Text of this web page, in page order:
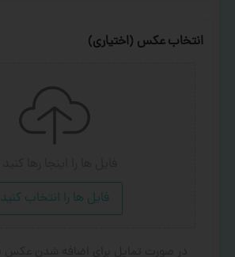
انتخاب عکس (اختیاری)
فایل ها را انتخاب کنید